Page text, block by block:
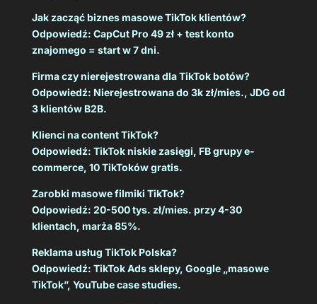
Jak zacząć biznes masowe TikTok klientów?
Odpowiedź: CapCut Pro 49 zł + test konto
znajomego = start w 7 dni.
Firma czy nierejestrowana dla TikTok botów?
Odpowiedź: Nierejestrowana do 3k zł/mies., JDG od
3 klientów B2B.
Klienci na content TikTok?
Odpowiedź: TikTok niskie zasięgi, FB grupy e-
commerce, 10 TikToków gratis.
Zarobki masowe filmiki TikTok?
Odpowiedź: 20-500 tys. zł/mies. przy 4-30
klientach, marża 85%.
Reklama usług TikTok Polska?
Odpowiedź: TikTok Ads sklepy, Google „masowe
TikTok”, YouTube case studies.